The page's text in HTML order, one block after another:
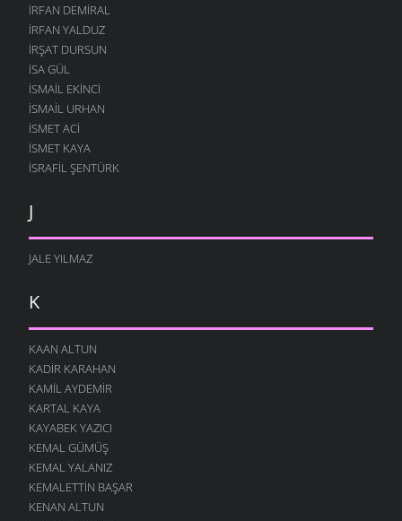
İRFAN DEMIRAL
İRFAN YALDUZ
İRŞAT DURSUN
ISA GÜL
ISMAIL EKINCI
İSMAIL URHAN
İSMET ACI
ISMET KAYA
İSRAFIL ŞENTÜRK
J
JALE YILMAZ
K
KAAN ALTUN
KADIR KARAHAN
KAMIL AYDEMIR
KARTAL KAYA
KAYABEK YAZICI
KEMAL GÜMÜŞ
KEMAL YALANIZ
KEMALETTIN BAŞAR
KENAN ALTUN